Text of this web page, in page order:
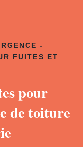
-
FUITES ET
pour
de toiture